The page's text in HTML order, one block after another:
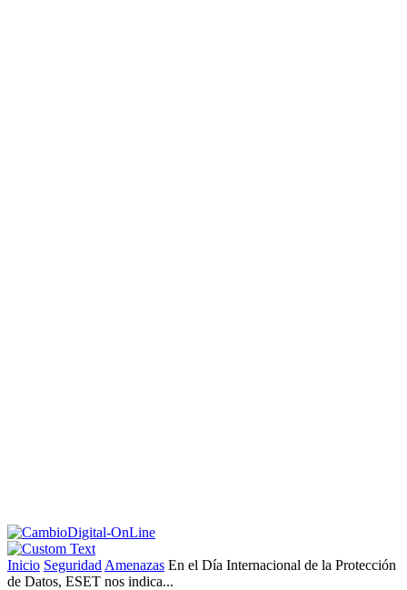
Inicio Seguridad Amenazas En el Día Internacional de la Protección
de Datos, ESET nos indica...